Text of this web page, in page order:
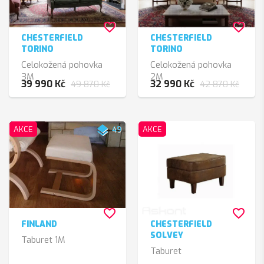
CHESTERFIELD
TORINO
Celokožená pohovka
3M
39 990 Kč 49 870 Kč
favorite_border
CHESTERFIELD
TORINO
Celokožená pohovka
2M
32 990 Kč 42 870 Kč
favorite_border
AKCE layers49
FINLAND
Taburet 1M
favorite_border
AKCE
CHESTERFIELD
SOLVEY
Taburet
favorite_border